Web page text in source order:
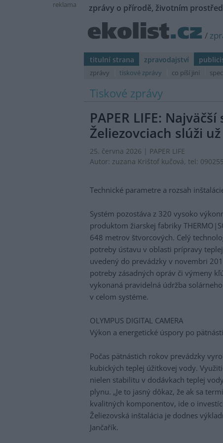
reklama zprávy o přírodě, životním
/
titulní strana zpravodajství
zprávy tiskové zprávy co píší jiní
Tiskové zprávy
PAPER LIFE:
Želiezovciach slúži
25. června 2026 | PAPER LIFE
Autor: zuzana Krištof kučová, tel:
Technické parametre a rozsah
Systém pozostáva z 320 vysoko
produktom žiarskej fabriky
648 metrov štvorcových. Celý
potreby ústavu v oblasti prípravy
uvedený do prevádzky v novembri
potreby zásadných opráv či výmeny
vykonaná pravidelná údržba
v celom systéme.
OLYMPUS DIGITAL CAMERA
Výkon a energetické úspory po
Počas pätnástich rokov prevádzky
kubických teplej úžitkovej vody.
nielen stabilitu v dodávkach teplej
plynu. „Je to jasný dôkaz, že ak sa
kvalitných komponentov, ide o
Želiezovská inštalácia je dodnes
Jančařík.